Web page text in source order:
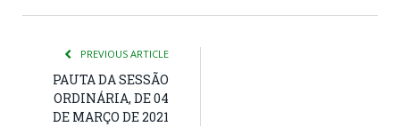
PREVIOUS ARTICLE
PAUTA DA SESSÃO
ORDINÁRIA, DE 04
DE MARÇO DE 2021